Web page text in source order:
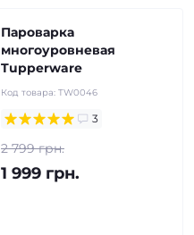
Пароварка
многоуровневая
Tupperware
Код товара: TW0046
3
2 799 грн.
1 999 грн.